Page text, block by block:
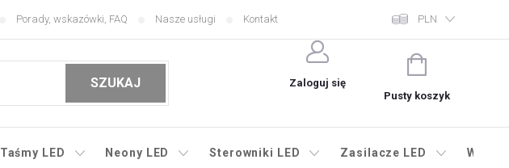
Porady, wskazówki, FAQ Nasze usługi Kontakt PLN
SZUKAJ Zaloguj się
KOSZYK
Pusty koszyk
Taśmy LED Neony LED Sterowniki LED Zasilacze LED